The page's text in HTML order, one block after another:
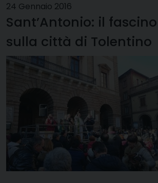
24 Gennaio 2016
Sant’Antonio: il
sulla città di Tolentino